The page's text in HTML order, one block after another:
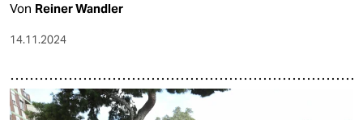
Von Reiner Wandler
14.11.2024